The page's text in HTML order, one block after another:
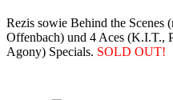
Rezis sowie Behind the Scenes
Offenbach) und 4 Aces (K.I.T.,
Agony) Specials. SOLD OUT!